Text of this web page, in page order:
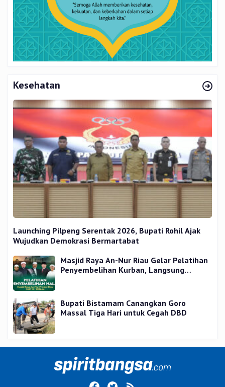
Kesehatan
Launching Pilpeng Serentak 2026, Bupati Rohil Ajak
Wujudkan Demokrasi Bermartabat
Masjid Raya An-Nur Riau Gelar Pelatihan
Penyembelihan Kurban, Langsung
Bupati Bistamam Canangkan Goro
Massal Tiga Hari untuk Cegah DBD